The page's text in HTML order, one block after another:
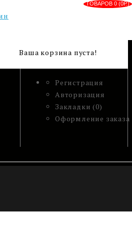
ТОВАРОВ 0 (0Р.)
Ваша корзина пуста!
Регистрация
Авторизация
Закладки (0)
Оформление заказа